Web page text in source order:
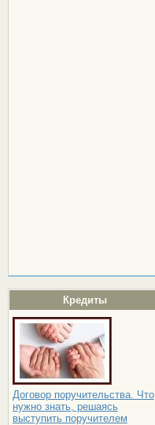
Кредиты
Договор поручительства. Что
нужно знать, решаясь
выступить поручителем